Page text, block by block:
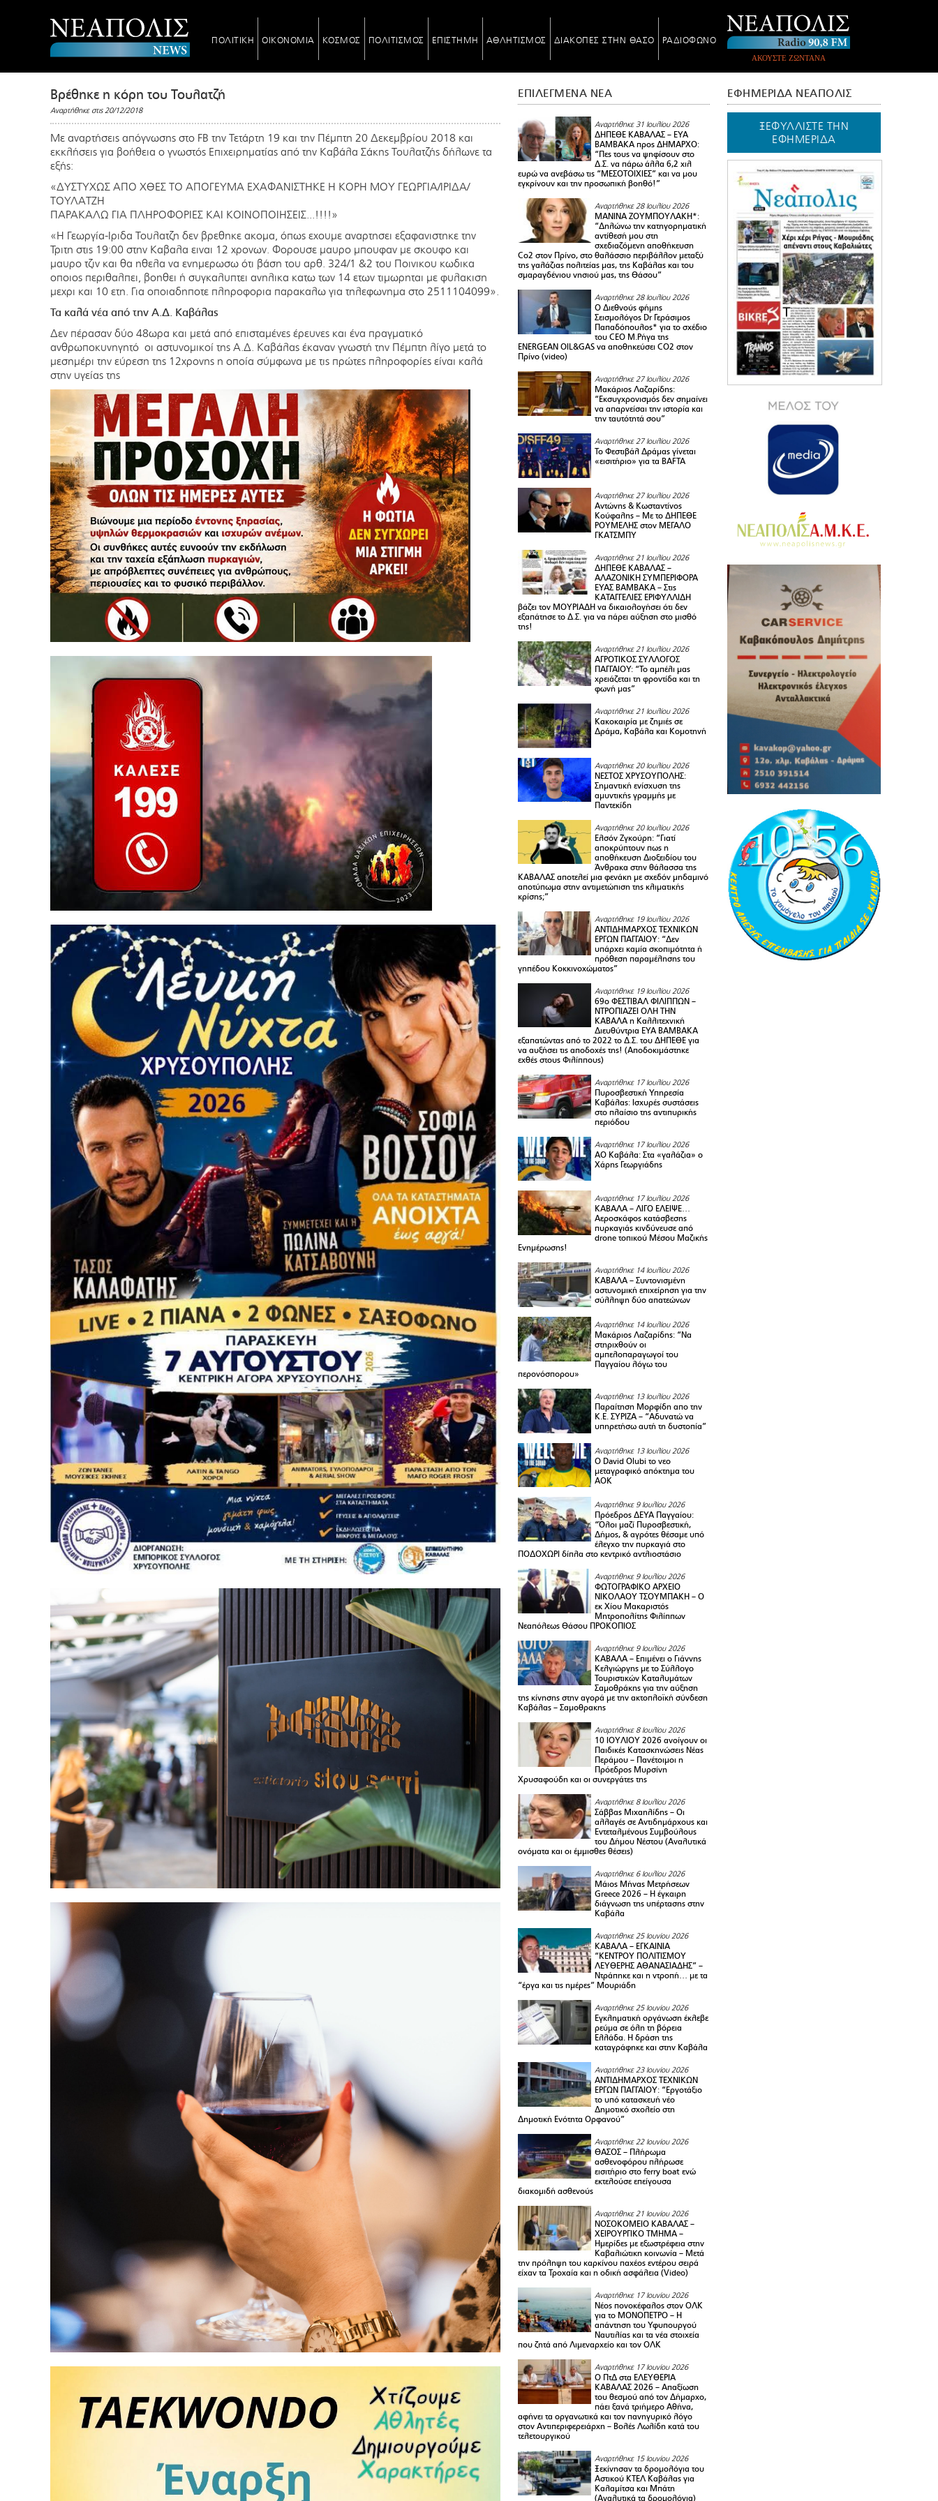
ΠΟΛΙΤΙΚΗ ΟΙΚΟΝΟΜΙΑ ΚΟΣΜΟΣ ΠΟΛΙΤΙΣΜΟΣ ΕΠΙΣΤΗΜΗ ΑΘΛΗΤΙΣΜΟΣ ΔΙΑΚΟΠΕΣ ΣΤΗΝ ΘΑΣΟ ΡΑΔΙΟΦΩΝΟ
ΑΚΟΥΣΤΕ ΖΩΝΤΑΝΑ
Βρέθηκε η κόρη του Τουλατζή
Αναρτήθηκε στις 20/12/2018
Με αναρτήσεις απόγνωσης στο FB την Τετάρτη 19 και την Πέμπτη 20 Δεκεμβρίου 2018 και
εκκλήσεις για βοήθεια ο γνωστός Επιχειρηματίας από την Καβάλα Σάκης Τουλατζής δήλωνε τα
εξής:
«ΔΥΣΤΥΧΩΣ ΑΠΟ ΧΘΕΣ ΤΟ ΑΠΟΓΕΥΜΑ ΕΧΑΦΑΝΙΣΤΗΚΕ Η ΚΟΡΗ ΜΟΥ ΓΕΩΡΓΙΑ/ΙΡΙΔΑ/
ΤΟΥΛΑΤΖΗ
ΠΑΡΑΚΑΛΩ ΓΙΑ ΠΛΗΡΟΦΟΡΙΕΣ ΚΑΙ ΚΟΙΝΟΠΟΙΗΣΕΙΣ...!!!!»
«Η Γεωργία-Ιριδα Τουλατζη δεν βρεθηκε ακομα, όπως εχουμε αναρτησει εξαφανιστηκε την
Τριτη στις 19:00 στην Καβαλα ειναι 12 χρονων. Φορουσε μαυρο μπουφαν με σκουφο και
μαυρο τζιν και θα ηθελα να ενημερωσω ότι βάση του αρθ. 324/1 &2 του Ποινικου κωδικα
οποιος περιθαλπει, βοηθει ή συγκαλυπτει ανηλικα κατω των 14 ετων τιμωρηται με φυλακιση
μεχρι και 10 ετη. Για οποιαδηποτε πληροφορια παρακαλω για τηλεφωνημα στο 2511104099».
Τα καλά νέα από την Α.Δ. Καβάλας
Δεν πέρασαν δύο 48ωρα και μετά από επισταμένες έρευνες και ένα πραγματικό
ανθρωποκυνηγητό οι αστυνομικοί της Α.Δ. Καβάλας έκαναν γνωστή την Πέμπτη λίγο μετά το
μεσημέρι την εύρεση της 12χρονης η οποία σύμφωνα με τις πρώτες πληροφορίες είναι καλά
στην υγείας της
ΕΠΙΛΕΓΜΕΝΑ ΝΕΑ
Αναρτήθηκε 31 Ιουλίου 2026
ΔΗΠΕΘΕ ΚΑΒΑΛΑΣ – ΕΥΑ
ΒΑΜΒΑΚΑ προς ΔΗΜΑΡΧΟ:
“Πες τους να ψηφίσουν στο
Δ.Σ. να πάρω άλλα 6,2 χιλ
ευρώ να ανεβάσω τις “ΜΕΣΟΤΟΙΧΙΕΣ” και να μου
εγκρίνουν και την προσωπική βοηθό!”
Αναρτήθηκε 28 Ιουλίου 2026
ΜΑΝΙΝΑ ΖΟΥΜΠΟΥΛΑΚΗ*:
“Δηλώνω την κατηγορηματική
αντίθεσή μου στη
σχεδιαζόμενη αποθήκευση
Co2 στον Πρίνο, στο θαλάσσιο περιβάλλον μεταξύ
της γαλάζιας πολιτείας μας, της Καβάλας και του
σμαραγδένιου νησιού μας, της Θάσου”
Αναρτήθηκε 28 Ιουλίου 2026
Ο Διεθνούς φήμης
Σεισμολόγος Dr Γεράσιμος
Παπαδόπουλος* για το σχέδιο
του CEO M.Ρήγα της
ENERGEAN OIL&GAS να αποθηκεύσει CO2 στον
Πρίνο (video)
Αναρτήθηκε 27 Ιουλίου 2026
Μακάριος Λαζαρίδης:
“Εκσυγχρονισμός δεν σημαίνει
να απαρνείσαι την ιστορία και
την ταυτότητά σου”
Αναρτήθηκε 27 Ιουλίου 2026
Το Φεστιβάλ Δράμας γίνεται
«εισιτήριο» για τα BAFTA
Αναρτήθηκε 27 Ιουλίου 2026
Αντώνης & Κωσταντίνος
Κούφαλης – Με το ΔΗΠΕΘΕ
ΡΟΥΜΕΛΗΣ στον ΜΕΓΑΛΟ
ΓΚΑΤΣΜΠΥ
Αναρτήθηκε 21 Ιουλίου 2026
ΔΗΠΕΘΕ ΚΑΒΑΛΑΣ –
ΑΛΑΖΟΝΙΚΗ ΣΥΜΠΕΡΙΦΟΡΑ
ΕΥΑΣ ΒΑΜΒΑΚΑ – Στις
ΚΑΤΑΓΓΕΛΙΕΣ ΕΡΙΦΥΛΛΙΔΗ
βάζει τον ΜΟΥΡΙΑΔΗ να δικαιολογήσει ότι δεν
εξαπάτησε το Δ.Σ. για να πάρει αύξηση στο μισθό
της!
Αναρτήθηκε 21 Ιουλίου 2026
ΑΓΡΟΤΙΚΟΣ ΣΥΛΛΟΓΟΣ
ΠΑΓΓΑΙΟY: “Το αμπέλι μας
χρειάζεται τη φροντίδα και τη
φωνή μας”
Αναρτήθηκε 21 Ιουλίου 2026
Κακοκαιρία με ζημιές σε
Δράμα, Καβάλα και Κομοτηνή
Αναρτήθηκε 20 Ιουλίου 2026
ΝΕΣΤΟΣ ΧΡΥΣΟΥΠΟΛΗΣ:
Σημαντική ενίσχυση της
αμυντικής γραμμής με
Παντεκίδη
Αναρτήθηκε 20 Ιουλίου 2026
Ελσόν Ζγκούρη: “Γιατί
αποκρύπτουν πως η
αποθήκευση Διοξειδίου του
Άνθρακα στην θάλασσα της
ΚΑΒΑΛΑΣ αποτελεί μια φενάκη με σχεδόν μηδαμινό
αποτύπωμα στην αντιμετώπιση της κλιματικής
κρίσης;”
Αναρτήθηκε 19 Ιουλίου 2026
ΑΝΤΙΔΗΜΑΡΧΟΣ ΤΕΧΝΙΚΩΝ
ΕΡΓΩΝ ΠΑΓΓΑΙΟΥ: “Δεν
υπάρχει καμία σκοπιμότητα ή
πρόθεση παραμέλησης του
γηπέδου Κοκκινοχώματος”
Αναρτήθηκε 19 Ιουλίου 2026
69ο ΦΕΣΤΙΒΑΛ ΦΙΛΙΠΠΩΝ –
ΝΤΡΟΠΙΑΖΕΙ ΟΛΗ ΤΗΝ
ΚΑΒΑΛΑ η Καλλιτεχνική
Διευθύντρια ΕΥΑ ΒΑΜΒΑΚΑ
εξαπατώντας από το 2022 το Δ.Σ. του ΔΗΠΕΘΕ για
να αυξήσει τις αποδοχές της! (Αποδοκιμάστηκε
εχθές στους Φιλίππους)
Αναρτήθηκε 17 Ιουλίου 2026
Πυροσβεστική Υπηρεσία
Καβάλας: Ισχυρές συστάσεις
στο πλαίσιο της αντιπυρικής
περιόδου
Αναρτήθηκε 17 Ιουλίου 2026
ΑΟ Καβάλα: Στα «γαλάζια» ο
Χάρης Γεωργιάδης
Αναρτήθηκε 17 Ιουλίου 2026
ΚΑΒΑΛΑ – ΛΙΓΟ ΕΛΕΙΨΕ…
Αεροσκάφος κατάσβεσης
πυρκαγιάς κινδύνευσε από
drone τοπικού Μέσου Μαζικής
Ενημέρωσης!
Αναρτήθηκε 14 Ιουλίου 2026
ΚΑΒΑΛΑ – Συντονισμένη
αστυνομική επιχείρηση για την
σύλληψη δύο απατεώνων
Αναρτήθηκε 14 Ιουλίου 2026
Μακάριος Λαζαρίδης: “Να
στηριχθούν οι
αμπελοπαραγωγοί του
Παγγαίου λόγω του
περονόσπορου»
Αναρτήθηκε 13 Ιουλίου 2026
Παραίτηση Μορφίδη απο την
Κ.Ε. ΣΥΡΙΖΑ – “Αδυνατώ να
υπηρετήσω αυτή τη δυστοπία”
Αναρτήθηκε 13 Ιουλίου 2026
Ο David Olubi το νεο
μεταγραφικό απόκτημα του
ΑΟΚ
Αναρτήθηκε 9 Ιουλίου 2026
Πρόεδρος ΔΕΥΑ Παγγαίου:
“Όλοι μαζί Πυροσβεστική,
Δήμος, & αγρότες θέσαμε υπό
έλεγχο την πυρκαγιά στο
ΠΟΔΟΧΩΡΙ δίπλα στο κεντρικό αντλιοστάσιο
Αναρτήθηκε 9 Ιουλίου 2026
ΦΩΤΟΓΡΑΦΙΚΟ ΑΡΧΕΙΟ
ΝΙΚΟΛΑΟΥ ΤΣΟΥΜΠΑΚΗ – Ο
εκ Χίου Μακαριστός
Μητροπολίτης Φιλίππων
Νεαπόλεως Θάσου ΠΡΟΚΟΠΙΟΣ
Αναρτήθηκε 9 Ιουλίου 2026
ΚΑΒΑΛΑ – Επιμένει ο Γιάννης
Κελγιώργης με το Σύλλογο
Τουριστικών Καταλυμάτων
Σαμοθράκης για την αύξηση
της κίνησης στην αγορά με την ακτοπλοϊκή σύνδεση
Καβάλας – Σαμοθρακης
Αναρτήθηκε 8 Ιουλίου 2026
10 ΙΟΥΛΙΟΥ 2026 ανοίγουν οι
Παιδικές Κατασκηνώσεις Νέας
Περάμου – Πανέτοιμοι η
Πρόεδρος Μυρσίνη
Χρυσαφούδη και οι συνεργάτες της
Αναρτήθηκε 8 Ιουλίου 2026
Σάββας Μιχαηλίδης – Οι
αλλαγές σε Αντιδημάρχους και
Εντεταλμένους Συμβούλους
του Δήμου Νέστου (Αναλυτικά
ονόματα και οι έμμισθες θέσεις)
Αναρτήθηκε 6 Ιουλίου 2026
Μάιος Μήνας Μετρήσεων
Greece 2026 – H έγκαιρη
διάγνωση της υπέρτασης στην
Καβάλα
Αναρτήθηκε 25 Ιουνίου 2026
ΚΑΒΑΛΑ – ΕΓΚΑΙΝΙΑ
“ΚΕΝΤΡΟΥ ΠΟΛΙΤΙΣΜΟΥ
ΛΕΥΘΕΡΗΣ ΑΘΑΝΑΣΙΑΔΗΣ” –
Ντράπηκε και η ντροπή… με τα
“έργα και τις ημέρες” Μουριάδη
Αναρτήθηκε 25 Ιουνίου 2026
Εγκληματική οργάνωση έκλεβε
ρεύμα σε όλη τη βόρεια
Ελλάδα. Η δράση της
καταγράφηκε και στην Καβάλα
Αναρτήθηκε 23 Ιουνίου 2026
ΑΝΤΙΔΗΜΑΡΧΟΣ ΤΕΧΝΙΚΩΝ
ΕΡΓΩΝ ΠΑΓΓΑΙΟΥ: “Εργοτάξιο
το υπό κατασκευή νέο
Δημοτικό σχολείο στη
Δημοτική Ενότητα Ορφανού”
Αναρτήθηκε 22 Ιουνίου 2026
ΘΑΣΟΣ – Πλήρωμα
ασθενοφόρου πλήρωσε
εισιτήριο στο ferry boat ενώ
εκτελούσε επείγουσα
διακομιδή ασθενούς
Αναρτήθηκε 21 Ιουνίου 2026
ΝΟΣΟΚΟΜΕΙΟ ΚΑΒΑΛΑΣ –
ΧΕΙΡΟΥΡΓΙΚΟ ΤΜΗΜΑ –
Ημερίδες με εξωστρέφεια στην
Καβαλιώτικη κοινωνία – Μετά
την πρόληψη του καρκίνου παχέος εντέρου σειρά
είχαν τα Τροχαία και η οδική ασφάλεια (Video)
Αναρτήθηκε 17 Ιουνίου 2026
Νέος πονοκέφαλος στον ΟΛΚ
για το ΜΟΝΟΠΕΤΡΟ – Η
απάντηση του Υφυπουργού
Ναυτιλίας και τα νέα στοιχεία
που ζητά από Λιμεναρχείο και τον ΟΛΚ
Αναρτήθηκε 17 Ιουνίου 2026
Ο ΠτΔ στα ΕΛΕΥΘΕΡΙΑ
ΚΑΒΑΛΑΣ 2026 – Απαξίωση
του θεσμού από τον Δήμαρχο,
πάει ξανά τριήμερο Αθήνα,
αφήνει τα οργανωτικά και τον πανηγυρικό λόγο
στον Αντιπεριφερειάρχη – Βολές Λωλίδη κατά του
τελετουργικού
Αναρτήθηκε 15 Ιουνίου 2026
Ξεκίνησαν τα δρομολόγια του
Αστικού ΚΤΕΛ Καβάλας για
Καλαμίτσα και Μπάτη
(Αναλυτικά τα δρομολόγια)
ΕΦΗΜΕΡΙΔΑ ΝΕΑΠΟΛΙΣ
ΞΕΦΥΛΛΙΣΤΕ ΤΗΝ
ΕΦΗΜΕΡΙΔΑ